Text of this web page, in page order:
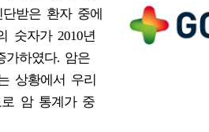
받은 환자 중에
숫자가 2010년
가하였다. 암은
상황에서 우리
암 통계가 중